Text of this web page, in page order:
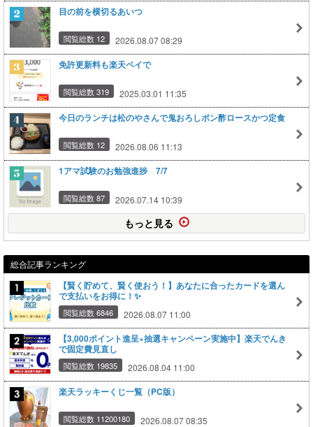
目の前を横切るあいつ
閲覧総数 12 2026.08.07 08:29
免許更新料も楽天ペイで
閲覧総数 319 2025.03.01 11:35
今日のランチは松のやさんで鬼おろしポン酢ロースかつ定食
閲覧総数 12 2026.08.06 11:13
1アマ試験のお勉強進捗 7/7
閲覧総数 87 2026.07.14 10:39
もっと見る
総合記事ランキング
【賢く貯めて、賢く使おう！】あなたに合ったカードを選ん
で支払いをお得に！✨
閲覧総数 6846 2026.08.07 11:00
【3,000ポイント進呈×抽選キャンペーン実施中】楽天でんき
で固定費見直し
閲覧総数 19835 2026.08.04 11:00
楽天ラッキーくじ一覧（PC版）
閲覧総数 11200180 2026.08.07 08:35